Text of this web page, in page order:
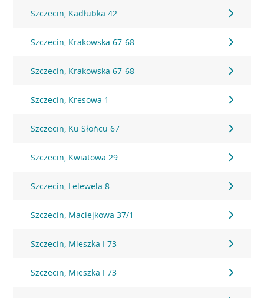
Szczecin, Kadłubka 42
Szczecin, Krakowska 67-68
Szczecin, Krakowska 67-68
Szczecin, Kresowa 1
Szczecin, Ku Słońcu 67
Szczecin, Kwiatowa 29
Szczecin, Lelewela 8
Szczecin, Maciejkowa 37/1
Szczecin, Mieszka I 73
Szczecin, Mieszka I 73